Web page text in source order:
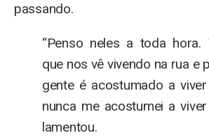
passando.
“Penso neles a toda hora.
que nos vê vivendo na rua e
gente é acostumado a
nunca me acostumei a
lamentou.